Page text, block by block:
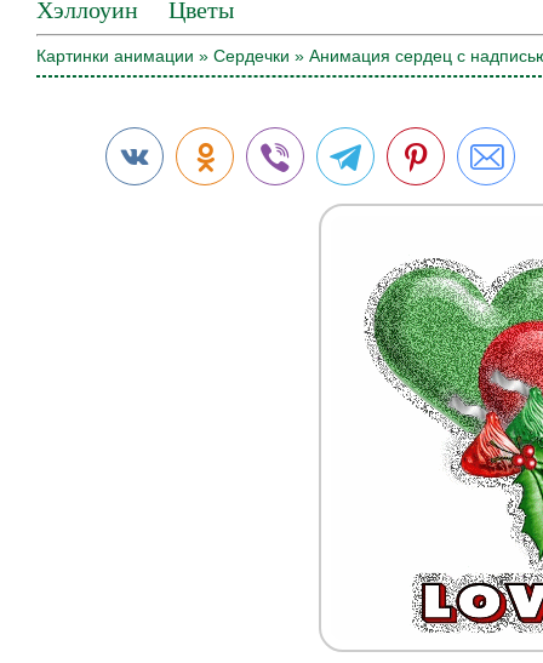
Хэллоуин Цветы
Картинки анимации » Сердечки » Анимация сердец с